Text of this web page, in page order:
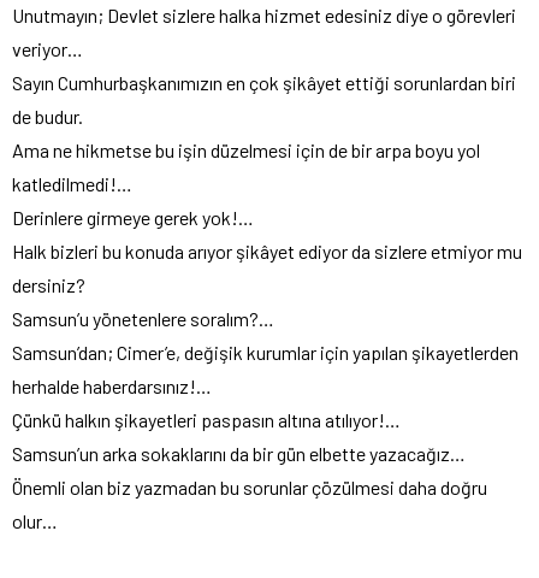
Unutmayın; Devlet sizlere halka hizmet edesiniz diye o görevleri
veriyor…
Sayın Cumhurbaşkanımızın en çok şikâyet ettiği sorunlardan biri
de budur.
Ama ne hikmetse bu işin düzelmesi için de bir arpa boyu yol
katledilmedi!…
Derinlere girmeye gerek yok!…
Halk bizleri bu konuda arıyor şikâyet ediyor da sizlere etmiyor mu
dersiniz?
Samsun’u yönetenlere soralım?…
Samsun’dan; Cimer’e, değişik kurumlar için yapılan şikayetlerden
herhalde haberdarsınız!…
Çünkü halkın şikayetleri paspasın altına atılıyor!…
Samsun’un arka sokaklarını da bir gün elbette yazacağız…
Önemli olan biz yazmadan bu sorunlar çözülmesi daha doğru
olur…